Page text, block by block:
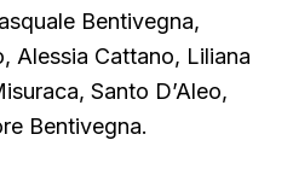
Bentivegna,
Alessia Cattano, Liliana
Santo D’Aleo,
Bentivegna.